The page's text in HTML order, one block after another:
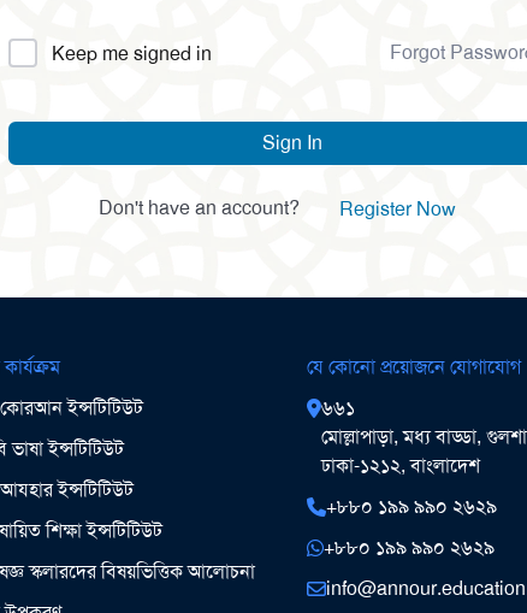
Alternative:
Keep me signed in Forgot
Sign In
Don't have an account? Register Now
কার্যক্রম
ইন্সটিটিউট
ইন্সটিটিউট
ইন্সটিটিউট
শিক্ষা ইন্সটিটিউট
স্কলারদের বিষয়ভিত্তিক আলোচনা
যে কোনো প্রয়োজনে যোগাযোগ
৬৬১
মোল্লাপাড়া, মধ্য বাড্ডা,
ঢাকা-১২১২, বাংলাদেশ
+৮৮০ ১৯৯ ৯৯০ ২৬২৯
+৮৮০ ১৯৯ ৯৯০ ২৬২৯
info@annour.education